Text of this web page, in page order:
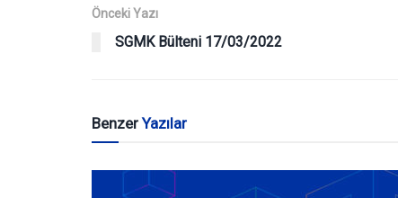
Önceki Yazı
SGMK Bülteni 17/03/2022
BenzerYazılar